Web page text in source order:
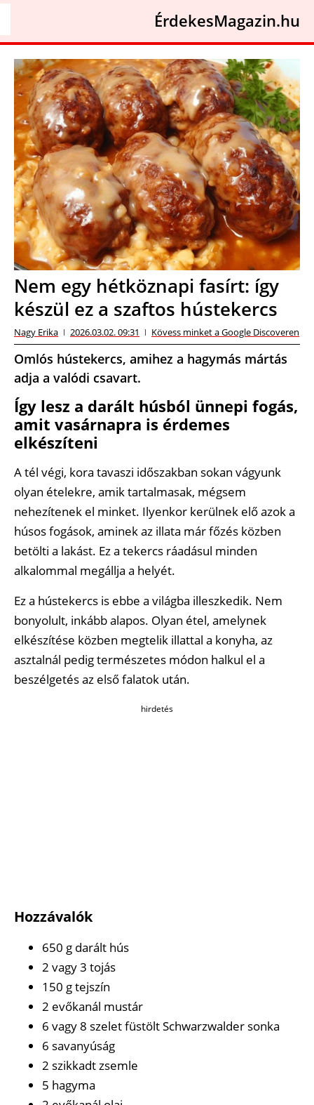
ÉrdekesMagazin.hu
Nem egy hétköznapi fasírt: így
készül ez a szaftos hústekercs
Nagy Erika 2026.03.02. 09:31 Kövess minket a Google Discoveren
Omlós hústekercs, amihez a hagymás mártás
adja a valódi csavart.
Így lesz a darált húsból ünnepi fogás,
amit vasárnapra is érdemes
elkészíteni
A tél végi, kora tavaszi időszakban sokan vágyunk
olyan ételekre, amik tartalmasak, mégsem
nehezítenek el minket. Ilyenkor kerülnek elő azok a
húsos fogások, aminek az illata már főzés közben
betölti a lakást. Ez a tekercs ráadásul minden
alkalommal megállja a helyét.
Ez a hústekercs is ebbe a világba illeszkedik. Nem
bonyolult, inkább alapos. Olyan étel, amelynek
elkészítése közben megtelik illattal a konyha, az
asztalnál pedig természetes módon halkul el a
beszélgetés az első falatok után.
hirdetés
Hozzávalók
650 g darált hús
2 vagy 3 tojás
150 g tejszín
2 evőkanál mustár
6 vagy 8 szelet füstölt Schwarzwalder sonka
6 savanyúság
2 szikkadt zsemle
5 hagyma